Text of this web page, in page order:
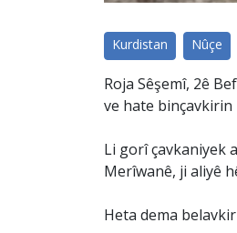
Kurdistan Nûçe
Roja Sêşemî, 2ê
ve hate
Li gorî çavkaniyek
Merîwanê, ji aliyê
Heta dema